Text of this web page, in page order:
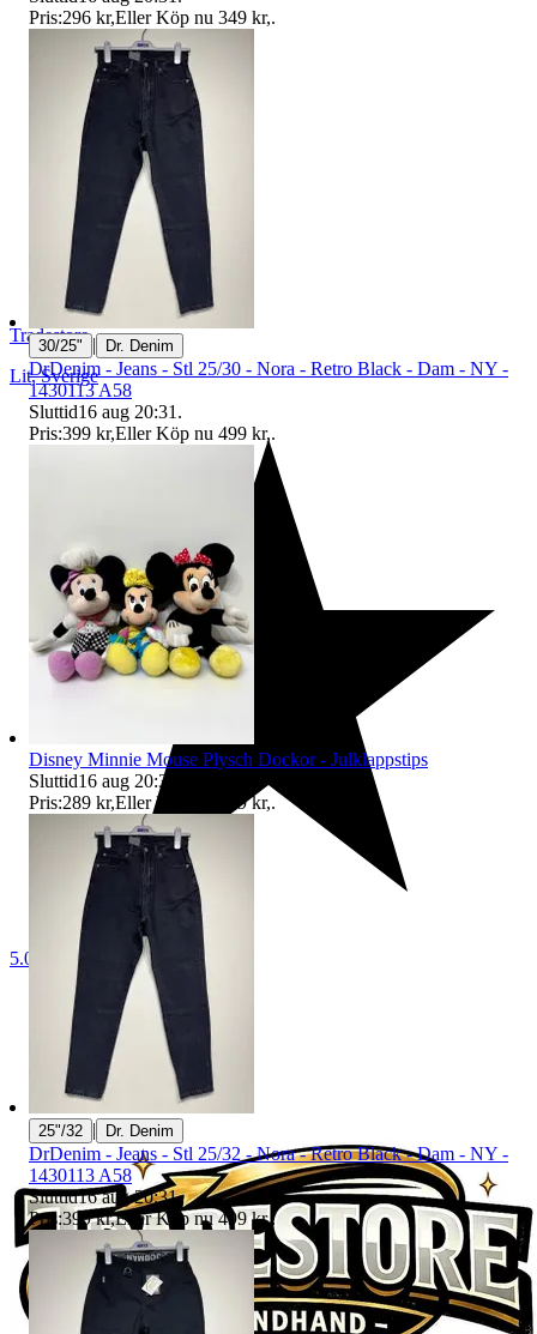
Tradestore
Lit,Sverige
5.0
Pris:296 kr,Eller Köp nu 349 kr,.
30/25" | Dr. Denim
DrDenim - Jeans - Stl 25/30 - Nora - Retro Black - Dam - NY -
1430113 A58
Sluttid16 aug 20:31 .
Pris:399 kr,Eller Köp nu 499 kr,.
Disney Minnie Mouse Plysch Dockor - Julklappstips
Sluttid16 aug 20:31
Pris:289 kr,Eller Köp nu 319 kr,.
25"/32 | Dr. Denim
DrDenim - Jeans - Stl 25/32 - Nora - Retro Black - Dam - NY -
1430113 A58
Sluttid16 aug 20:31.
Pris:399 kr,Eller Köp nu 499 kr,.